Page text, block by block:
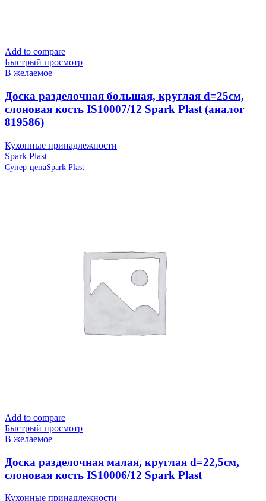
Add to compare
Быстрый просмотр
В желаемое
Доска разделочная большая, круглая d=25см,
слоновая кость IS10007/12 Spark Plast (аналог
819586)
Кухонные принадлежности
Spark Plast
Супер-ценаSpark Plast
Add to compare
Быстрый просмотр
В желаемое
Доска разделочная малая, круглая d=22,5см,
слоновая кость IS10006/12 Spark Plast
Кухонные принадлежности